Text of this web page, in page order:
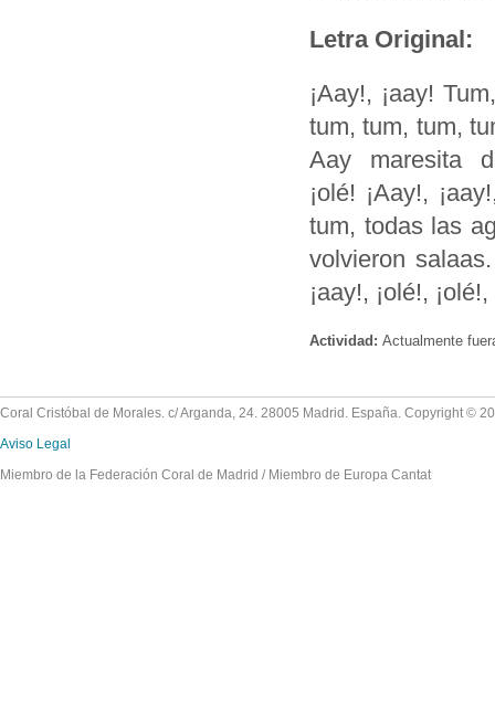
Letra Original:
¡Aay!, ¡aay!
tum, tum, tum,
Aay maresita
¡olé! ¡Aay!,
tum, todas las
volvieron
¡aay!, ¡olé!,
Actividad: Actualmente
Coral Cristóbal de Morales. c/ Arganda, 24. 28005 Madrid. España. Copyright ©
Aviso Legal
Miembro de la Federación Coral de Madrid / Miembro de Europa Cantat